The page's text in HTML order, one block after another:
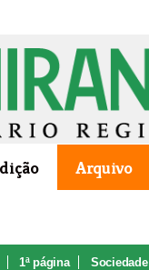
Arquivo
1ª página Sociedade